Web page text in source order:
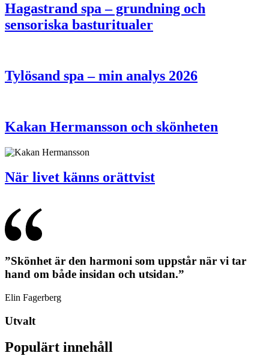
Hagastrand spa – grundning och
sensoriska basturitualer
Tylösand spa – min analys 2026
Kakan Hermansson och skönheten
När livet känns orättvist
”Skönhet är den harmoni som uppstår när vi tar
hand om både insidan och utsidan.”
Elin Fagerberg
Utvalt
Populärt innehåll